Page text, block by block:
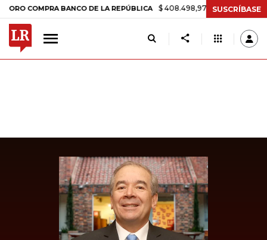
BANCO DE LA REPÚBLICA $ 408.498,97 +$ 8.753,81 +2,19%
SUSCRÍBASE